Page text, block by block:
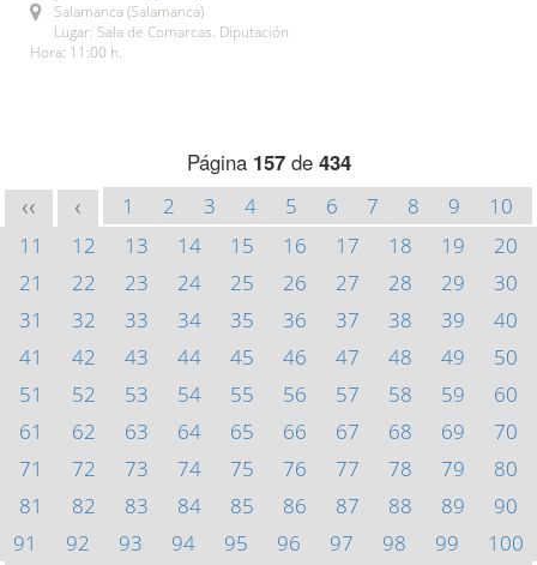
Salamanca (Salamanca)
Lugar: Sala de Comarcas. Diputación
Hora: 11:00 h.
Página 157de 434
<< < 1 2 3 4 5 6 7 8 9
10
11
12 13 14 15 16 17 18 19
20
21
22 23 24 25 26 27 28 29
30
31
32 33 34 35 36 37 38 39
40
41
42 43 44 45 46 47 48 49
50
51
52 53 54 55 56 57 58 59
60
61
62 63 64 65 66 67 68 69
70
71
72 73 74 75 76 77 78 79
80
81
82 83 84 85 86 87 88 89
90
91
92 93 94 95 96 97 98 99
100